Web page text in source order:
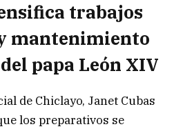
trabajos
mantenimiento
papa León XIV
de Chiclayo, Janet Cubas
los preparativos se